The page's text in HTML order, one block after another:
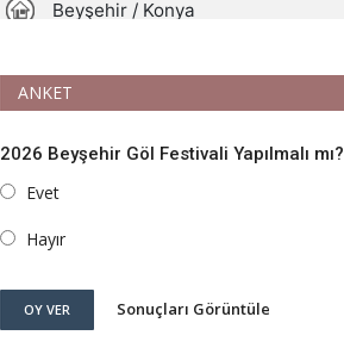
ANKET
2026 Beyşehir Göl Festivali Yapılmalı mı?
Evet
Hayır
OY VER Sonuçları Görüntüle